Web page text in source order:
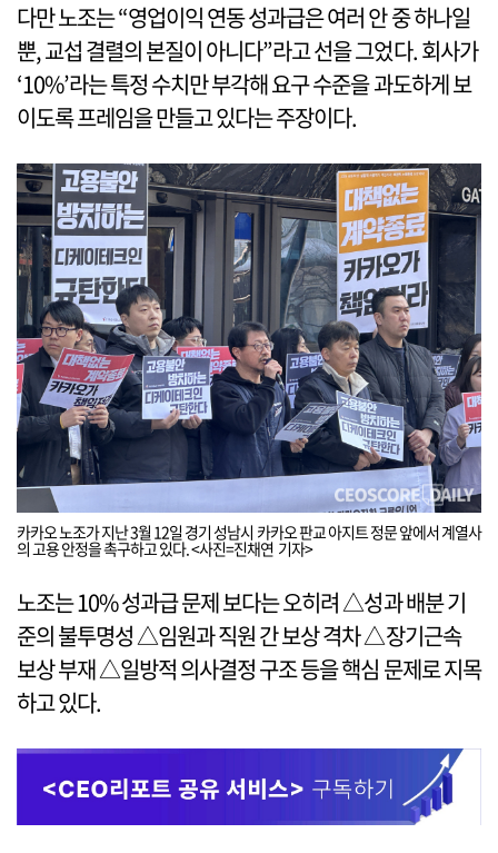
다만 노조는 “영업이익 연동 성과급은 여러 안 중 하나일
뿐, 교섭 결렬의 본질이 아니다”라고 선을 그었다. 회사가
‘10%’라는 특정 수치만 부각해 요구 수준을 과도하게 보
이도록 프레임을 만들고 있다는 주장이다.
카카오 노조가 지난 3월 12일 경기 성남시 카카오 판교 아지트 정문 앞에서 계열사
의 고용 안정을 촉구하고 있다. <사진=진채연 기자>
노조는 10% 성과급 문제 보다는 오히려 △성과 배분 기
준의 불투명성 △임원과 직원 간 보상 격차 △장기근속
보상 부재 △일방적 의사결정 구조 등을 핵심 문제로 지목
하고 있다.